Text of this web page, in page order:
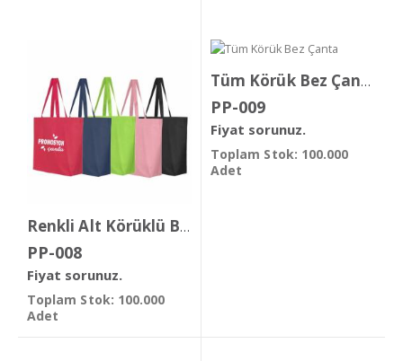
Renkli Alt Körüklü Bez Çanta
PP-008
Fiyat sorunuz.
Toplam Stok: 100.000
Adet
Tüm Körük Bez Çanta
PP-009
Fiyat sorunuz.
Toplam Stok: 100.000
Adet